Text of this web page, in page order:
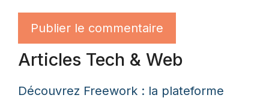
Articles Tech & Web
Découvrez Freework : la plateforme